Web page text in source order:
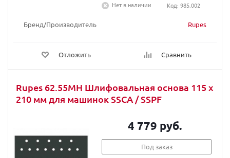
Бренд/Производитель Rupes
Отложить Сравнить
Нет в наличии
Код: 985.002
Rupes 62.55MH Шлифовальная основа 115 x
210 мм для машинок SSCA / SSPF
4 779 руб.
Под заказ